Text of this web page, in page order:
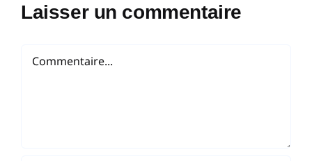
Laisser un commentaire